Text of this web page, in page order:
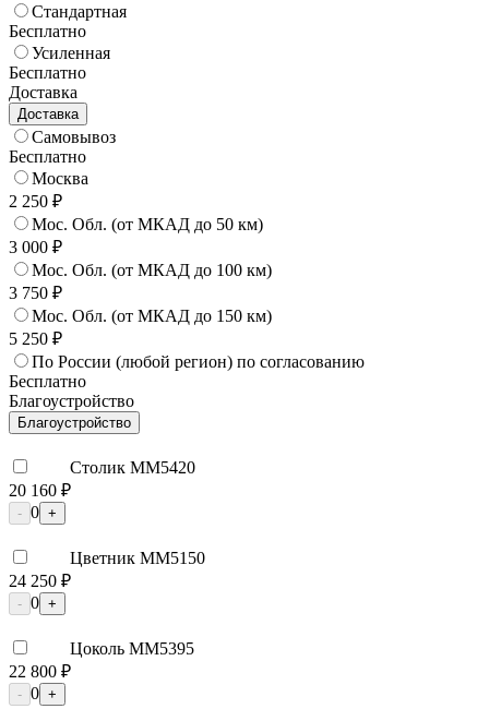
Стандартная
Бесплатно
Усиленная
Бесплатно
Доставка
Доставка
Самовывоз
Бесплатно
Москва
2 250 ₽
Мос. Обл. (от МКАД до 50 км)
3 000 ₽
Мос. Обл. (от МКАД до 100 км)
3 750 ₽
Мос. Обл. (от МКАД до 150 км)
5 250 ₽
По России (любой регион) по согласованию
Бесплатно
Благоустройство
Благоустройство
Столик ММ5420
20 160 ₽
- 0 +
Цветник ММ5150
24 250 ₽
- 0 +
Цоколь ММ5395
22 800 ₽
- 0 +